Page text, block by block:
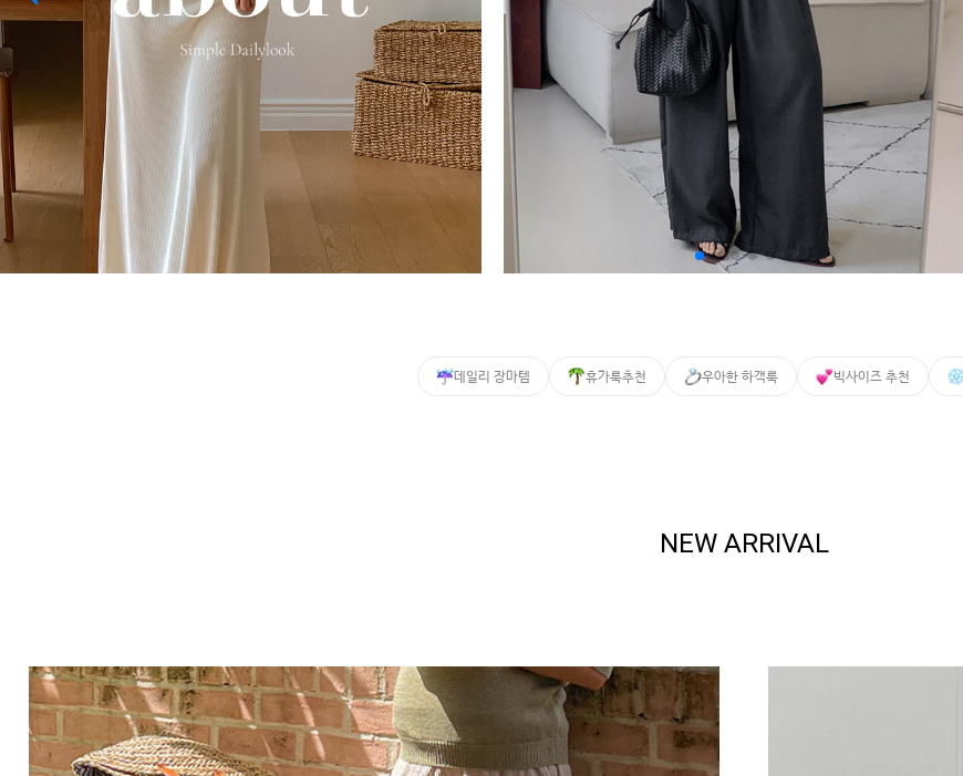
커뮤니티
이벤트
맘누리뉴스
다이어리
리얼체험단모집
만삭사진컨테스트
로그인
회원가입
마이페이지
데일리 장마템 휴가룩추천 우아한 하객룩 빅사이즈 추천
NEW ARRIVAL